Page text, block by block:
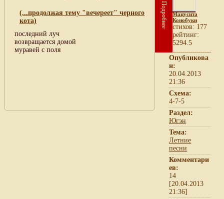
(...продолжая тему "вечереет" черного
кота)
последний луч
возвращается домой
муравей с поля
Подробнее
Мацусита
Конобуки
cтихов: 177
рейтинг:
5294.5
Опубликова
н:
20.04.2013
21:36
Схема:
4-7-5
Раздел:
Югэн
Тема:
Летние
песни
Комментари
ев:
14
[20.04.2013
21:36]